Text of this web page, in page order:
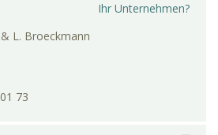
Ihr Unternehmen?
L. Broeckmann
73